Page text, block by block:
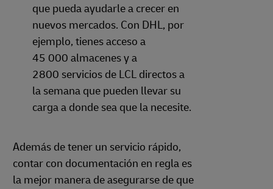
que pueda ayudarle a crecer en
nuevos mercados. Con DHL, por
ejemplo, tienes acceso a
45 000 almacenes y a
2800 servicios de LCL directos a
la semana que pueden llevar su
carga a donde sea que la necesite.
Además de tener un servicio rápido,
contar con documentación en regla es
la mejor manera de asegurarse de que